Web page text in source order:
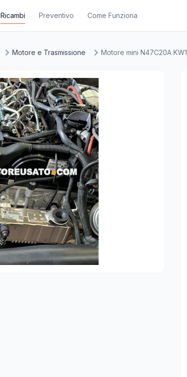
Ricambi Preventivo Come Funziona
Motore e Trasmissione Motore mini N47C20A